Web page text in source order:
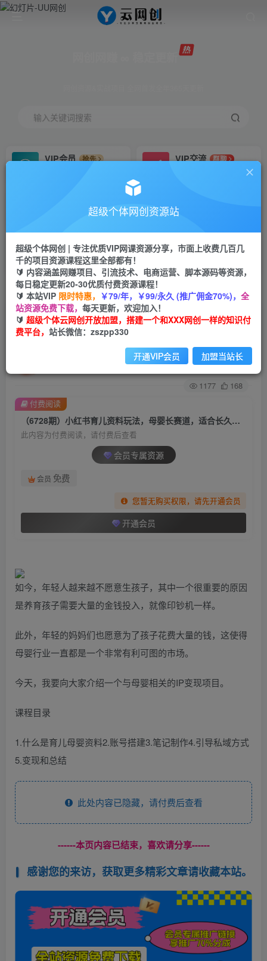
输入关键词搜索
VIP会员
抢先
VIP交流
群聊
研究探讨更多创业项目路子。
会员专属推广链接
招募站长
挂机
项目
脚本卡密
APP下载
GO
首页 创业课程 会员专属 正文
（6728期）小红书育儿资料玩法，母婴长赛道，
适合长久操作的项目（资料打包）
关注 私信
1177 168
（6728期）小红书育儿资料玩法，母婴长赛道，适合长久操作的项目（资料打包）
此内容为付费阅读，请付费后查看
会员专属资源
会员 免费
您暂无购买权限，请先开通会员
开通会员
付费阅读
如今，年轻人越来越不愿意生孩子，其中一个很重要的原因
是养育孩子需要大量的金钱投入，就像印钞机一样。
此外，年轻的妈妈们也愿意为了孩子花费大量的钱，这使得
母婴行业一直都是一个非常有利可图的市场。
今天，我要向大家介绍一个与母婴相关的IP变现项目。
课程目录
1.什么是育儿母婴资料2.账号搭建3.笔记制作4.引导私域方式
5.变现和总结
此处内容已隐藏，请付费后查看
------本页内容已结束，喜欢请分享------
感谢您的来访，获取更多精彩文章请收藏本站。
超级个体网创资源站
超级个体网创 | 专注优质VIP网课资源分享，市面上收费几百几
千的项目资源课程这里全部都有！
🔰 内容涵盖网赚项目、引流技术、电商运营、脚本源码等资源，
每日稳定更新20-30优质付费资源课程！
🔰 本站VIP 限时特惠， ￥79/年，￥99/永久 (推广佣金70%)， 全
站资源免费下载， 每天更新，欢迎加入！
🔰 超级个体云网创开放加盟，搭建一个和XXX网创一样的知识付
费平台， 站长微信：zszpp330
开通VIP会员 加盟当站长